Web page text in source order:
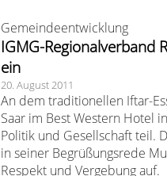
Gemeindeentwicklung
IGMG-Regionalverband
ein
20. August 2011
An dem traditionellen Iftar-
Saar im Best Western Hotel
Politik und Gesellschaft teil.
in seiner Begrüßungsrede
Respekt und Vergebung auf.